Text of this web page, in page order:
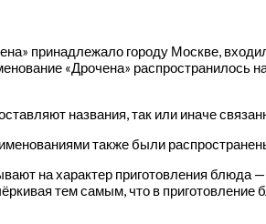
принадлежало городу Москве,
«Дрочена» распространилось
названия, так или иначе
также были
на характер приготовления
тем самым, что в